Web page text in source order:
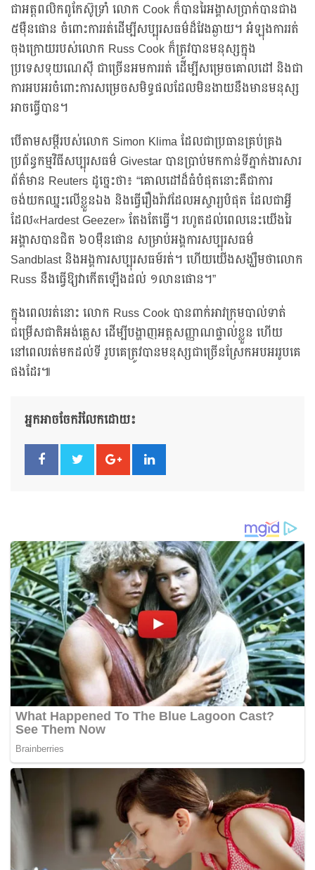
ជាអត្តពលិកពូកែស៊ូទ្រាំ លោក Cook ក៏បានរៃអង្គាសប្រាក់បានជាង
៥ម៉ឺនផោន ចំពោះការរត់ដើម្បីសប្បុរសធម៌ដ៏វែងឆ្ងាយ។ អំឡុងការរត់
ចុងក្រោយរបស់លោក Russ Cook ក៏ត្រូវបានមនុស្សក្នុង
ប្រទេសទុយណេស៊ី ជាច្រើនអមការរត់ ដើម្បីសម្រេចគោលដៅ និងជា
ការអបអរចំពោះការសម្រេចសមិទ្ធផលដែលមិនងាយនឹងមានមនុស្ស
អាចធ្វើបាន។
បើតាមសម្តីរបស់លោក Simon Klima ដែលជាប្រធានគ្រប់គ្រង
ប្រព័ន្ធកម្មវិធីសប្បុរសធម៌ Givestar បានប្រាប់មកកាន់ទីភ្នាក់ងារសារ
ព័ត៌មាន Reuters ដូច្នេះថា៖ “គោលដៅដ៏ធំបំផុតនោះគឺជាការ
ចង់យកឈ្នះលើខ្លួនឯង និងធ្វើរឿងរ៉ាវដែលអស្ចារ្យបំផុត ដែលជាអ្វី
ដែល«Hardest Geezer» តែងតែធ្វើ។ រហូតដល់ពេលនេះយើងរៃ
អង្គាសបានជិត ៦០ម៉ឺនផោន សម្រាប់អង្គការសប្បុរសធម៌
Sandblast និងអង្គការសប្បុរសធម៍រត់។ ហើយយើងសង្ឃឹមថាលោក
Russ នឹងធ្វើឱ្យវាកើតឡើងដល់ ១លានផោន។”
ក្នុងពេលរត់នោះ លោក Russ Cook បានពាក់អាវក្រុមបាល់ទាត់
ជម្រើសជាតិអង់គ្លេស ដើម្បីបង្ហាញអត្តសញ្ញាណផ្ទាល់ខ្លួន ហើយ
នៅពេលរត់មកដល់ទី រូបគេត្រូវបានមនុស្សជាច្រើនស្រែកអបអររូបគេ
ផងដែរ៕
អ្នកអាចចែករំលែកដោយ៖